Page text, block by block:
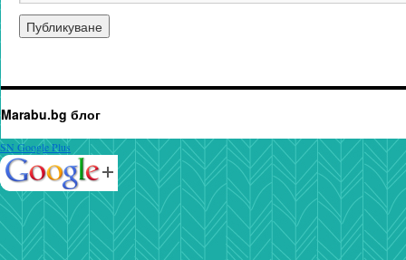
Marabu.bg блог
SN Google Plus